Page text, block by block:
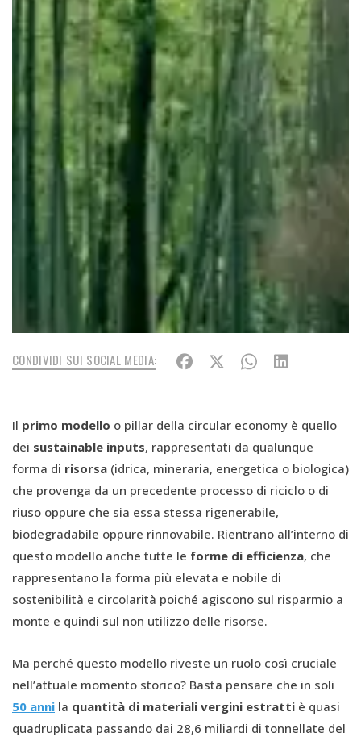
CONDIVIDI SUI SOCIAL MEDIA:
Il primo modello o pillar della circular economy è quello
dei sustainable inputs, rappresentati da qualunque
forma di risorsa (idrica, mineraria, energetica o biologica)
che provenga da un precedente processo di riciclo o di
riuso oppure che sia essa stessa rigenerabile,
biodegradabile oppure rinnovabile. Rientrano all’interno di
questo modello anche tutte le forme di efficienza, che
rappresentano la forma più elevata e nobile di
sostenibilità e circolarità poiché agiscono sul risparmio a
monte e quindi sul non utilizzo delle risorse.
Ma perché questo modello riveste un ruolo così cruciale
nell’attuale momento storico? Basta pensare che in soli
50 anni la quantità di materiali vergini estratti è quasi
quadruplicata passando dai 28,6 miliardi di tonnellate del